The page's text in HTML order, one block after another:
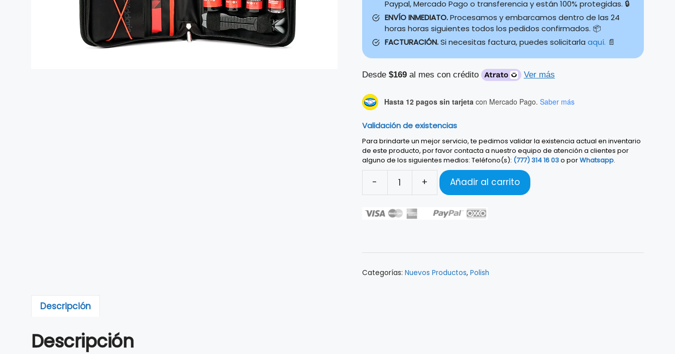
Paypal, Mercado Pago o transferencia y están 100% protegidas. 🔒
ENVÍO INMEDIATO.Procesamos y embarcamos dentro de las 24
horas horas siguientes todos los pedidos confirmados. 📦
FACTURACIÓN.Si necesitas factura, puedes solicitarla aquí. 📄
Desde $169al mes con crédito Ver más
Hasta 12 pagos sin tarjetacon Mercado Pago. Saber más
Validación de existencias
Para brindarte un mejor servicio, te pedimos validar la existencia actual en inventario
de este producto, por favor contacta a nuestro equipo de atención a clientes por
alguno de los siguientes medios: Teléfono(s): (777) 314 16 03o porWhatsapp.
-
P/LIMPIEZA
01
+ Añadir al carrito
Categorías: Nuevos Productos, Polish
Descripción
Descripción